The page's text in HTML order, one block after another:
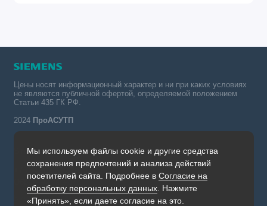
Мы используем файлы cookie и другие средства
сохранения предпочтений и анализа действий
посетителей сайта. Подробнее в Согласие на
обработку персональных данных . Нажмите
«Принять», если даете согласие на это.
Цены носят информационный характер и ни при каких условиях
не являются публичной офертой, определяемой положением
Статьи 435 ГК РФ.
2024 ПроАСУТП
Simatic в России тел.:
+7 (342) 273-82-09
Будни, с 09.00 до 19.00